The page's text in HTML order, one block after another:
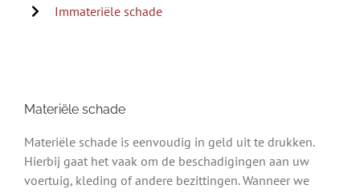
Immateriële schade
Materiële schade
Materiële schade is eenvoudig in geld uit te drukken.
Hierbij gaat het vaak om de beschadigingen aan uw
voertuig, kleding of andere bezittingen. Wanneer we